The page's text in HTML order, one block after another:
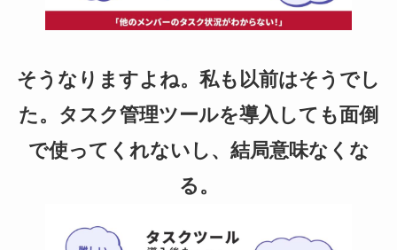
そうなりますよね。私も以前はそうでし
た。タスク管理ツールを導入しても面倒
で使ってくれないし、結局意味なくな
る。